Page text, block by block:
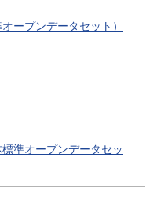
ープンデータセット）
準オープンデータセッ